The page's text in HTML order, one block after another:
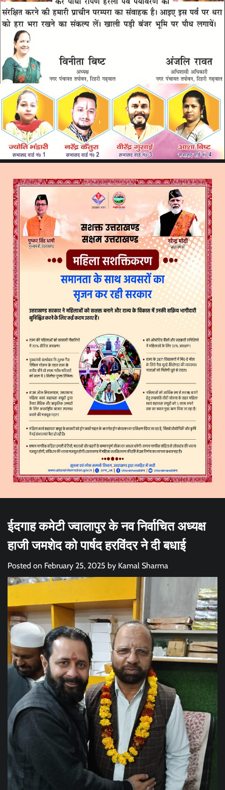
ईदगाह कमेटी ज्वालापुर के नव निर्वाचित अध्यक्ष
हाजी जमशेद को पार्षद हरविंदर ने दी बधाई
Posted on February 25, 2025 by Kamal Sharma